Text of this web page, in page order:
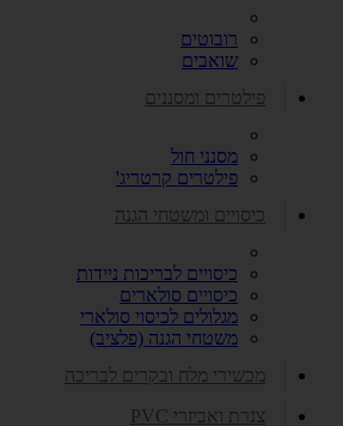
רובוטים
שואבים
פילטרים ומסננים
מסנני חול
פילטרים קרטריג'
כיסויים ומשטחי הגנה
כיסויים לבריכות ניידות
כיסויים סולארים
מגלולים לכיסוי סולארי
משטחי הגנה (פלציב)
מכשירי מלח ובקרים לבריכה
צנרת ואביזרי PVC